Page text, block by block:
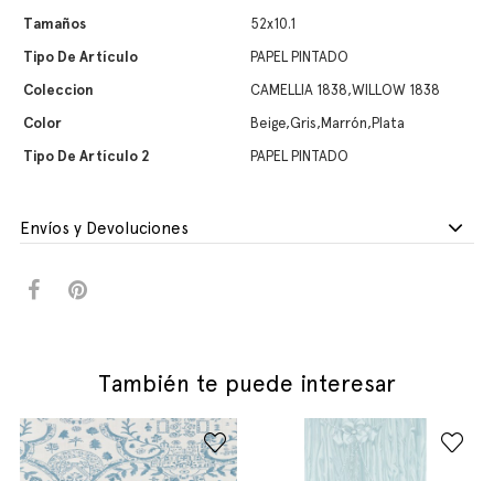
Tamaños
52x10.1
Tipo De Artículo
PAPEL PINTADO
Coleccion
CAMELLIA 1838,WILLOW 1838
Color
Beige,Gris,Marrón,Plata
Tipo De Artículo 2
PAPEL PINTADO
Envíos y Devoluciones
También te puede interesar